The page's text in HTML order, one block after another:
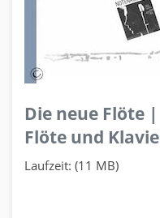
Die neue Flöte
Flöte und
Laufzeit: (11 MB)